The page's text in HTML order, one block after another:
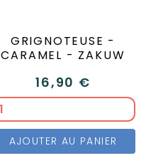
GRIGNOTEUSE -
CARAMEL - ZAKUW
16,90 €
AJOUTER AU PANIER